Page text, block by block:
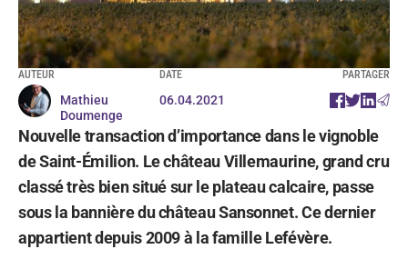
AUTEUR
Mathieu
Doumenge
DATE
06.04.2021
PARTAGER
Nouvelle transaction d’importance dans le vignoble
de Saint-Émilion. Le château Villemaurine, grand cru
classé très bien situé sur le plateau calcaire, passe
sous la bannière du château Sansonnet. Ce dernier
appartient depuis 2009 à la famille Lefévère.